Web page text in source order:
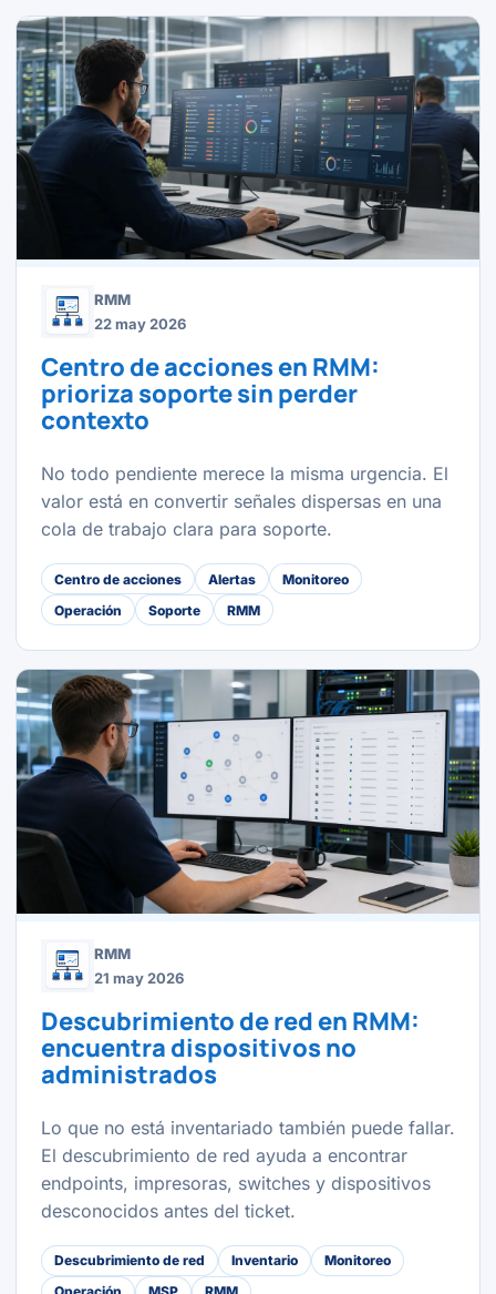
RMM
22 may 2026
Centro de acciones en RMM:
prioriza soporte sin perder
contexto
No todo pendiente merece la misma urgencia. El
valor está en convertir señales dispersas en una
cola de trabajo clara para soporte.
Centro de acciones Alertas
Monitoreo
Operación
Soporte RMM
RMM
21 may 2026
Descubrimiento de red en RMM:
encuentra dispositivos no
administrados
Lo que no está inventariado también puede fallar.
El descubrimiento de red ayuda a encontrar
endpoints, impresoras, switches y dispositivos
desconocidos antes del ticket.
Descubrimiento de red Inventario
Monitoreo